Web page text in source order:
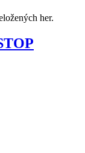
her.